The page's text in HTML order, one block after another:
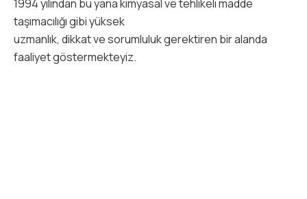
1994 yılından bu yana kimyasal ve tehlikeli madde
taşımacılığı gibi yüksek
uzmanlık, dikkat ve sorumluluk gerektiren bir alanda
faaliyet göstermekteyiz.